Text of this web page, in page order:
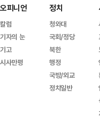
오피니언
칼럼
기자의 눈
기고
시사만평
정치
청와대
국회/정당
북한
행정
국방/외교
정치일반